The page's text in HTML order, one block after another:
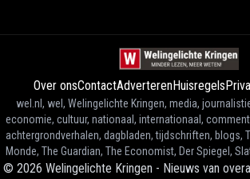
Over onsContactAdverterenHuisregels
wel.nl, wel, Welingelichte Kringen, media,
economie, cultuur, nationaal, internationaal,
achtergrondverhalen, dagbladen, tijdschriften, blogs,
Monde, The Guardian, The Economist, Der Spiegel,
© 2026 Welingelichte Kringen - Nieuws van